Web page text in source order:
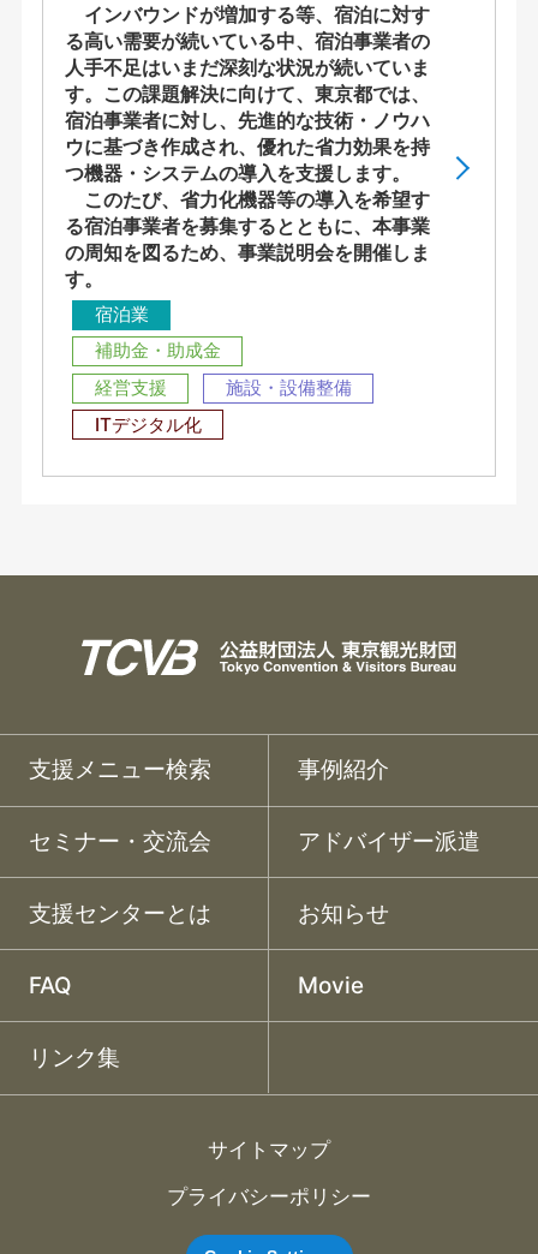
インバウンドが増加する等、宿泊に対す
る高い需要が続いている中、宿泊事業者の
人手不足はいまだ深刻な状況が続いていま
す。この課題解決に向けて、東京都では、
宿泊事業者に対し、先進的な技術・ノウハ
ウに基づき作成され、優れた省力効果を持
つ機器・システムの導入を支援します。
このたび、省力化機器等の導入を希望す
る宿泊事業者を募集するとともに、本事業
の周知を図るため、事業説明会を開催しま
す。
宿泊業
補助金・助成金
経営支援
施設・設備整備
ITデジタル化
支援メニュー検索 事例紹介
セミナー・交流会 アドバイザー派遣
支援センターとは お知らせ
FAQ Movie
リンク集
サイトマップ
プライバシーポリシー